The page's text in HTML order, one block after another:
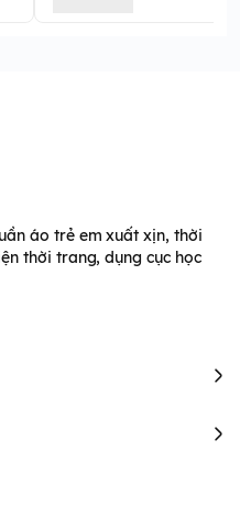
áo trẻ em xuất xịn, thời
thời trang, dụng cục học